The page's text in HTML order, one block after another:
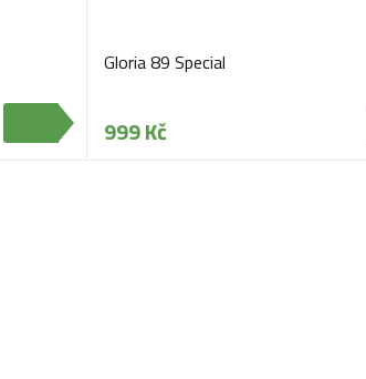
Gloria 89 Special
999 Kč